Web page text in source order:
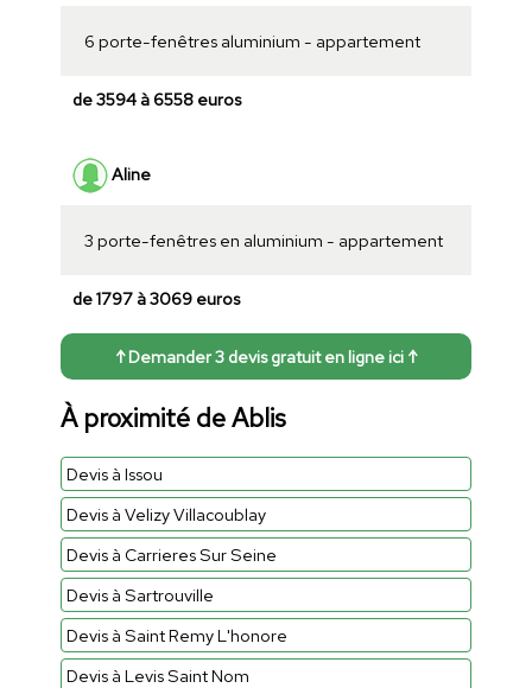
6 porte-fenêtres aluminium - appartement
de 3594 à 6558 euros
Aline
3 porte-fenêtres en aluminium - appartement
de 1797 à 3069 euros
↑ Demander 3 devis gratuit en ligne ici ↑
À proximité de Ablis
Devis à Issou
Devis à Velizy Villacoublay
Devis à Carrieres Sur Seine
Devis à Sartrouville
Devis à Saint Remy L'honore
Devis à Levis Saint Nom